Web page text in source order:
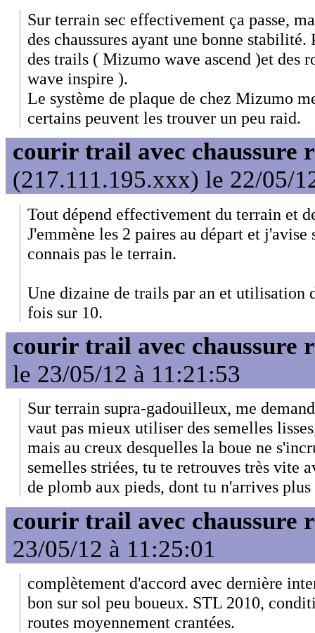
Sur terrain sec effectivement ça passe,
des chaussures ayant une bonne
des trails ( Mizumo wave ascend )et des
wave inspire ).
Le système de plaque de chez Mizumo
certains peuvent les trouver un peu raid.
courir trail avec chaussure
(217.111.195.xxx) le 22/05/
Tout dépend effectivement du terrain et
J'emmène les 2 paires au départ et j'avise
connais pas le terrain.
Une dizaine de trails par an et utilisation
fois sur 10.
courir trail avec chaussure
le 23/05/12 à 11:21:53
Sur terrain supra-gadouilleux, me
vaut pas mieux utiliser des semelles
mais au creux desquelles la boue ne
semelles striées, tu te retrouves très vite
de plomb aux pieds, dont tu n'arrives
courir trail avec chaussure
23/05/12 à 11:25:01
complètement d'accord avec dernière
bon sur sol peu boueux. STL 2010,
routes moyennement crantées.